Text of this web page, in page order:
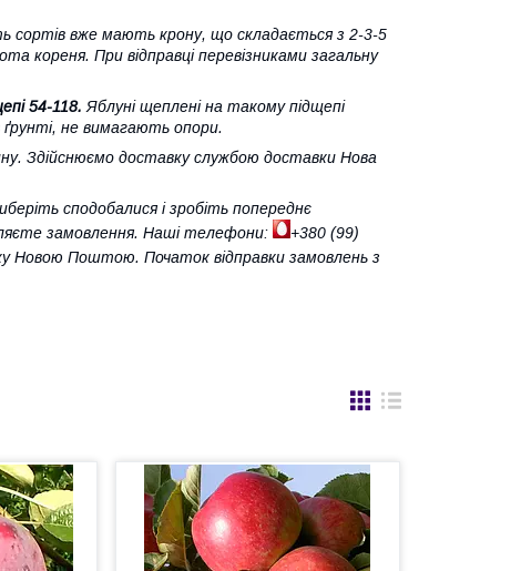
сортів вже мають крону, що складається з 2-3-5
кореня. При відправці перевізниками загальну
54-118. Яблуні щеплені на такому підщепі
не вимагають опори.
Здійснюємо доставку службою доставки Нова
сподобалися і зробіть попереднє
замовлення. Наші телефони:
+380 (99)
Новою Поштою. Початок відправки замовлень з